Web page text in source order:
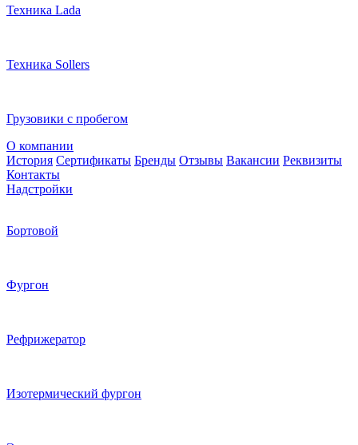
Техника Lada
Техника Sollers
Грузовики с пробегом
О компании
История Сертификаты Бренды Отзывы Вакансии Реквизиты
Контакты
Надстройки
Бортовой
Фургон
Рефрижератор
Изотермический фургон